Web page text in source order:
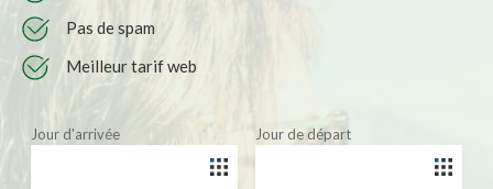
Pas de spam
Meilleur tarif web
Jour d'arrivée Jour de départ